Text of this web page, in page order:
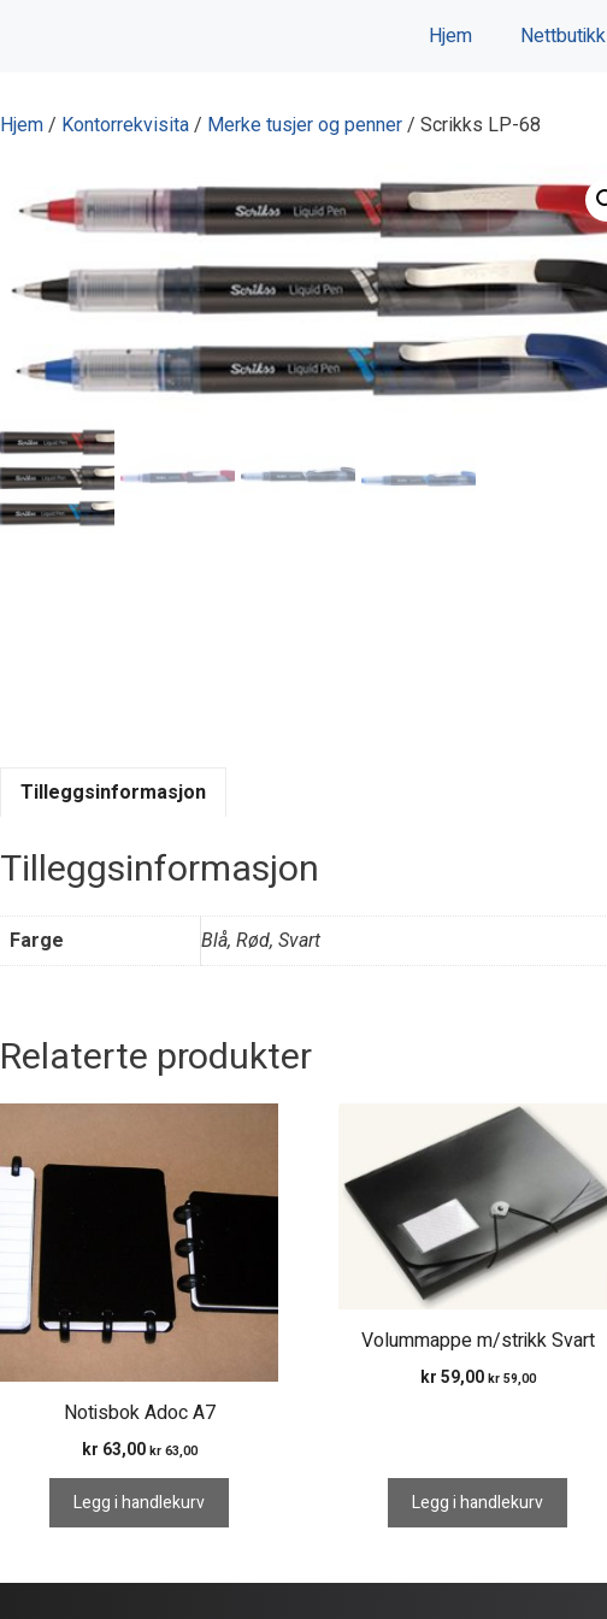
Hjem Nettbutikk
Hjem / Kontorrekvisita / Merke tusjer og penner / Scrikks LP-68
Tilleggsinformasjon
Tilleggsinformasjon
Farge Blå, Rød, Svart
Relaterte produkter
Notisbok Adoc A7
kr 63,00 kr63,00
Legg i handlekurv
Volummappe m/strikk Svart
kr 59,00 kr59,00
Legg i handlekurv